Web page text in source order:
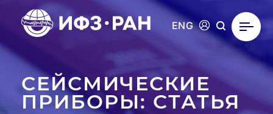
ENG
СЕЙ­СМИ­ЧЕС­КИЕ
ПРИ­БОРЫ: СТАТЬЯ